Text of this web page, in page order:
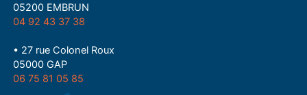
05200 EMBRUN
04 92 43 37 38
• 27 rue Colonel Roux
05000 GAP
06 75 81 05 85